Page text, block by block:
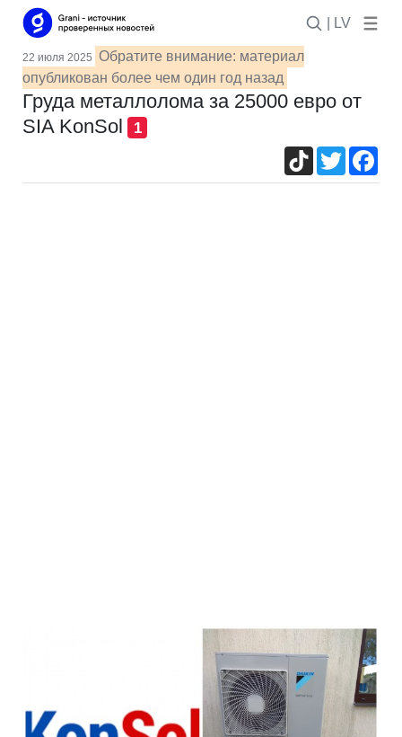
| LV
22 июля 2025 Обратите внимание: материал
опубликован более чем один год назад
Груда металлолома за 25000 евро от
SIA KonSol
1
TikTokTwitter